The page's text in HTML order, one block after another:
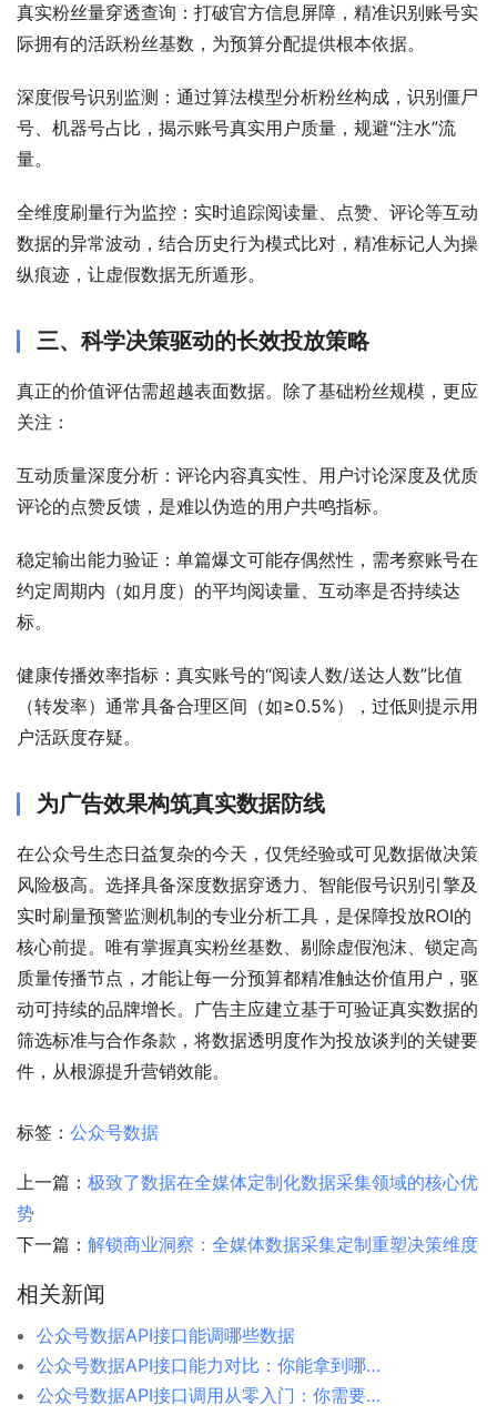
真实粉丝量穿透查询：打破官方信息屏障，精准识别账号实
际拥有的活跃粉丝基数，为预算分配提供根本依据。
深度假号识别监测：通过算法模型分析粉丝构成，识别僵尸
号、机器号占比，揭示账号真实用户质量，规避“注水”流
量。
全维度刷量行为监控：实时追踪阅读量、点赞、评论等互动
数据的异常波动，结合历史行为模式比对，精准标记人为操
纵痕迹，让虚假数据无所遁形。
三、科学决策驱动的长效投放策略
真正的价值评估需超越表面数据。除了基础粉丝规模，更应
关注：
互动质量深度分析：评论内容真实性、用户讨论深度及优质
评论的点赞反馈，是难以伪造的用户共鸣指标。
稳定输出能力验证：单篇爆文可能存偶然性，需考察账号在
约定周期内（如月度）的平均阅读量、互动率是否持续达
标。
健康传播效率指标：真实账号的“阅读人数/送达人数”比值
（转发率）通常具备合理区间（如≥0.5%），过低则提示用
户活跃度存疑。
为广告效果构筑真实数据防线
在公众号生态日益复杂的今天，仅凭经验或可见数据做决策
风险极高。选择具备深度数据穿透力、智能假号识别引擎及
实时刷量预警监测机制的专业分析工具，是保障投放ROI的
核心前提。唯有掌握真实粉丝基数、剔除虚假泡沫、锁定高
质量传播节点，才能让每一分预算都精准触达价值用户，驱
动可持续的品牌增长。广告主应建立基于可验证真实数据的
筛选标准与合作条款，将数据透明度作为投放谈判的关键要
件，从根源提升营销效能。
标签： 公众号数据
上一篇： 极致了数据在全媒体定制化数据采集领域的核心优
势
下一篇： 解锁商业洞察：全媒体数据采集定制重塑决策维度
相关新闻
公众号数据API接口能调哪些数据
公众号数据API接口能力对比：你能拿到哪些数据？
公众号数据API接口调用从零入门：你需要知道的一切